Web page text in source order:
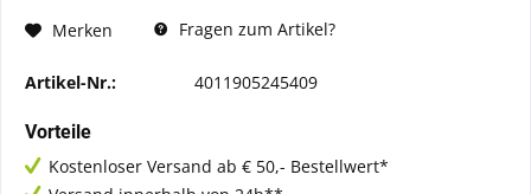
Merken Fragen zum Artikel?
Artikel-Nr.: 4011905245409
Vorteile
Kostenloser Versand ab € 50,- Bestellwert*